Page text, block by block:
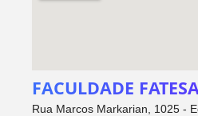
FACULDADE
Rua Marcos Markarian, 1025 -